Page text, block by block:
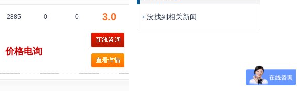
2885 0 0 3.0
价格电询
没找到相关新闻